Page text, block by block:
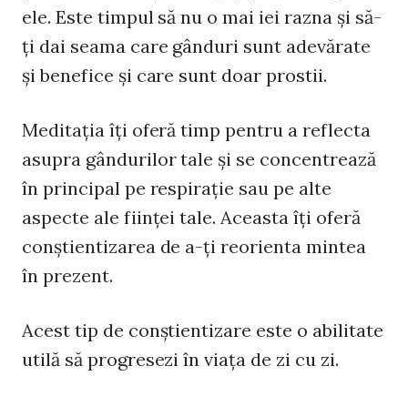
ele. Este timpul să nu o mai iei razna şi să-
ţi dai seama care gânduri sunt adevărate
şi benefice şi care sunt doar prostii.
Meditaţia îţi oferă timp pentru a reflecta
asupra gândurilor tale şi se concentrează
în principal pe respiraţie sau pe alte
aspecte ale fiinţei tale. Aceasta îţi oferă
conştientizarea de a-ţi reorienta mintea
în prezent.
Acest tip de conştientizare este o abilitate
utilă să progresezi în viaţa de zi cu zi.